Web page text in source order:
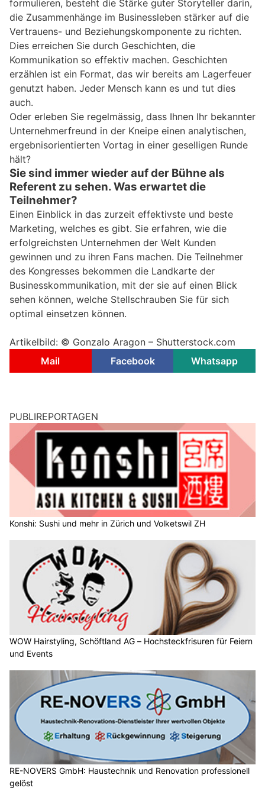
formulieren, besteht die Stärke guter Storyteller darin,
die Zusammenhänge im Businessleben stärker auf die
Vertrauens- und Beziehungskomponente zu richten.
Dies erreichen Sie durch Geschichten, die
Kommunikation so effektiv machen. Geschichten
erzählen ist ein Format, das wir bereits am Lagerfeuer
genutzt haben. Jeder Mensch kann es und tut dies
auch.
Oder erleben Sie regelmässig, dass Ihnen Ihr bekannter
Unternehmerfreund in der Kneipe einen analytischen,
ergebnisorientierten Vortag in einer geselligen Runde
hält?
Sie sind immer wieder auf der Bühne als
Referent zu sehen. Was erwartet die
Teilnehmer?
Einen Einblick in das zurzeit effektivste und beste
Marketing, welches es gibt. Sie erfahren, wie die
erfolgreichsten Unternehmen der Welt Kunden
gewinnen und zu ihren Fans machen. Die Teilnehmer
des Kongresses bekommen die Landkarte der
Businesskommunikation, mit der sie auf einen Blick
sehen können, welche Stellschrauben Sie für sich
optimal einsetzen können.
Artikelbild: © Gonzalo Aragon – Shutterstock.com
Mail
Facebook Whatsapp
PUBLIREPORTAGEN
Konshi: Sushi und mehr in Zürich und Volketswil ZH
WOW Hairstyling, Schöftland AG – Hochsteckfrisuren für Feiern
und Events
RE-NOVERS GmbH: Haustechnik und Renovation professionell
gelöst